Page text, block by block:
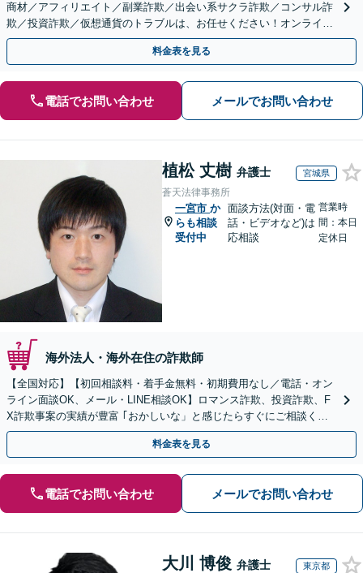
商材／アフィリエイト／副業詐欺／出会い系サクラ詐欺／コンサル詐
欺／投資詐欺／仮想通貨のトラブルは、お任せください！オンライン
のみで解決も可能！
料金表を見る
電話でお問い合わせ メールでお問い合わせ
植松 丈樹 弁護士 宮城県
蒼天法律事務所
一宮市 か
らも相談
受付中
面談方法(対面・電
話・ビデオなど)は
応相談
営業時
間：本日
定休日
海外法人・海外在住の詐欺師
【全国対応】【初回相談料・着手金無料・初期費用なし／電話・オン
ライン面談OK、メール・LINE相談OK】ロマンス詐欺、投資詐欺、F
X詐欺事案の実績が豊富 ｢おかしいな」と感じたらすぐにご相談くだ
さい。
料金表を見る
電話でお問い合わせ メールでお問い合わせ
大川 博俊 弁護士 東京都